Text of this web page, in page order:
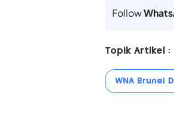
Follow
Topik Artikel :
WNA Brunei